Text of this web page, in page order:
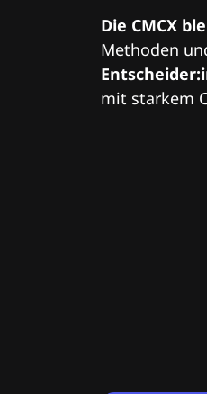
Die CMCX
Methoden
mit starkem